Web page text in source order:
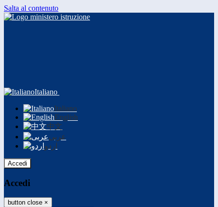
Salta al contenuto
Italiano
Italiano
English
中文
عربى
اردو
Accedi
Accedi
button close ×